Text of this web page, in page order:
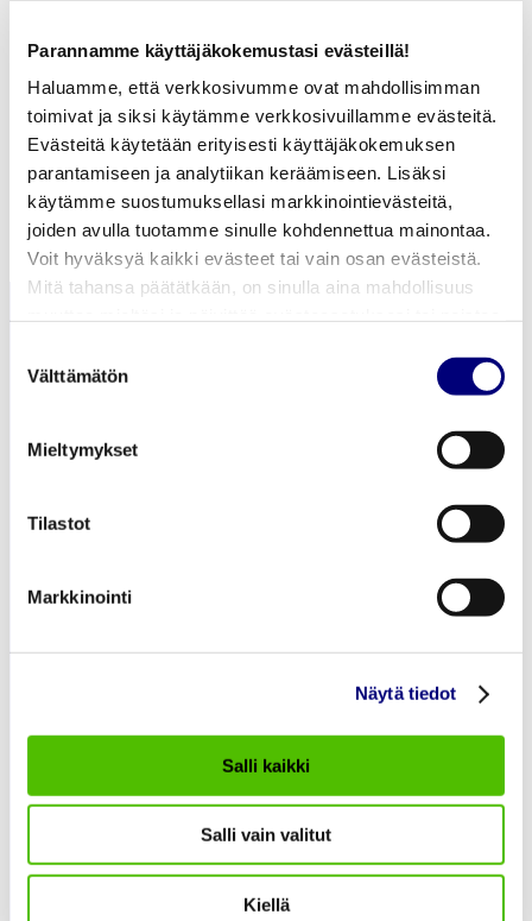
Parannamme käyttäjäkokemustasi evästeillä!
Haluamme, että verkkosivumme ovat mahdollisimman
toimivat ja siksi käytämme verkkosivuillamme evästeitä.
Evästeitä käytetään erityisesti käyttäjäkokemuksen
parantamiseen ja analytiikan keräämiseen. Lisäksi
käytämme suostumuksellasi markkinointievästeitä,
joiden avulla tuotamme sinulle kohdennettua mainontaa.
Voit hyväksyä kaikki evästeet tai vain osan evästeistä.
Mitä tahansa päätätkään, on sinulla aina mahdollisuus
valinta
Välttämätön
Mieltymykset
Tilastot
Markkinointi
Näytä tiedot
Salli kaikki
Salli vain valitut
Kiellä
Henkilöasiakas
Yritysasiakas
Seuraava vaihe
asiakaspalvelu@porienergia.fi
Pori Energia Oy